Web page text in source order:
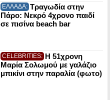
ΕΛΛΑΔΑ: Τραγωδία στην
Πάρο: Νεκρό 4χρονο παιδί
σε πισίνα beach bar
CELEBRITIES: Η 51χρονη
Μαρία Σολωμού με γαλάζιο
μπικίνι στην παραλία (φωτο)